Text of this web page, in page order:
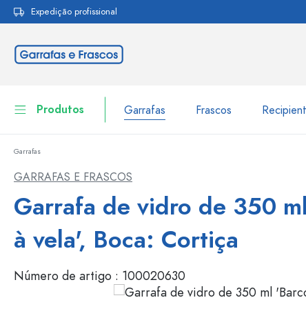
Saltar para a navegação principal
Expedição profissional
Produtos Garrafas Frascos
Frascos
Louça de mesa
Embalagens cosméticas
Garrafas por marca
Garrafas com tampa
Garrafas
GARRAFAS E FRASCOS
Garrafa de vidro de 350
à vela', Boca: Cortiça
Número de artigo : 100020630